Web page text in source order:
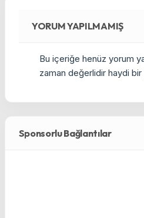
YORUM YAPILMAMIŞ
Bu içeriğe henüz yorum
zaman değerlidir haydi bir
Sponsorlu Bağlantılar